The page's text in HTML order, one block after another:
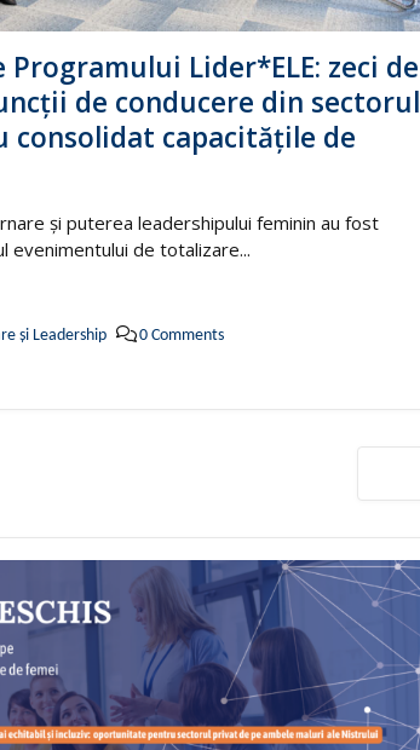
Programului Lider*ELE: zeci de
de conducere din sectorul
consolidat capacitățile de
și puterea leadershipului feminin au fost
evenimentului de totalizare...
și Leadership 0 Comments